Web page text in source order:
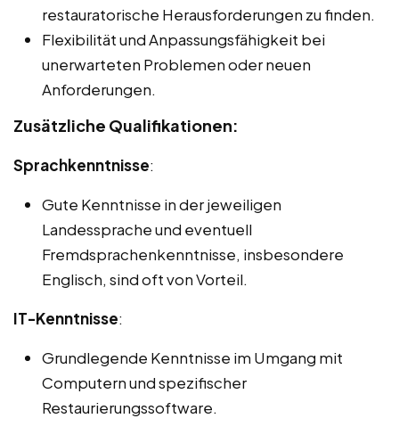
restauratorische Herausforderungen zu finden.
Flexibilität und Anpassungsfähigkeit bei
unerwarteten Problemen oder neuen
Anforderungen.
Zusätzliche Qualifikationen:
Sprachkenntnisse:
Gute Kenntnisse in der jeweiligen
Landessprache und eventuell
Fremdsprachenkenntnisse, insbesondere
Englisch, sind oft von Vorteil.
IT-Kenntnisse:
Grundlegende Kenntnisse im Umgang mit
Computern und spezifischer
Restaurierungssoftware.